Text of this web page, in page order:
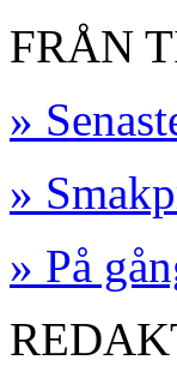
FRÅN
»
»
» På